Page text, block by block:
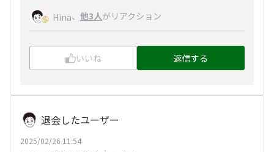
Hina、 他3人がリアクション
いいね 返信する
退会したユーザー
2025/02/26 11:54